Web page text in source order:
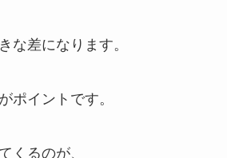
な差になります。
ポイントです。
くるのが、